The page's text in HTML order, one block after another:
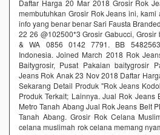
Daftar Harga 20 Mar 2018 Grosir Rok
membutuhkan Grosir Rok Jeans ini,
info yang benar benar Sari Fausta
22 26 @102500*3 Grosir Gabucci,
& WA 0856 0142 7791. BB
Indonesia. Joined March 2018 Rok
Baitygrosir, Pusat Pakaian baitygrosir
Jeans Rok Anak 23 Nov 2018 Daftar
Sekarang Detail Produk "Rok Jeans
Produk Terkait; Lainnya. Jual Rok Jeans
Metro Tanah Abang Jual Rok Jeans Belt
Tanah Abang. Grosir Rok Celana
celana muslimah rok celana memang